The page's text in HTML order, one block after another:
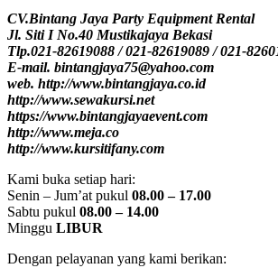
CV.Bintang Jaya Party Equipment Rental
Jl. Siti I No.40 Mustikajaya Bekasi
Tlp.021-82619088 / 021-82619089 / 021-
E-mail. bintangjaya75@yahoo.com
web. http://www.bintangjaya.co.id
http://www.sewakursi.net
https://www.bintangjayaevent.com
http://www.meja.co
http://www.kursitifany.com
Kami buka setiap hari:
Senin – Jum’at pukul 08.00 – 17.00
Sabtu pukul 08.00 – 14.00
Minggu LIBUR
Dengan pelayanan yang kami berikan: